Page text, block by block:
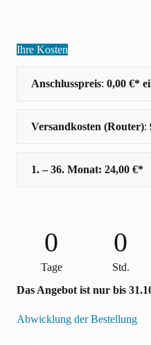
Ihre Kosten
Anschlusspreis: 0,00 €*
Versandkosten (Router):
1. – 36. Monat: 24,00 €*
0
Tage
0
Std.
Das Angebot ist nur bis
Abwicklung der Bestellung